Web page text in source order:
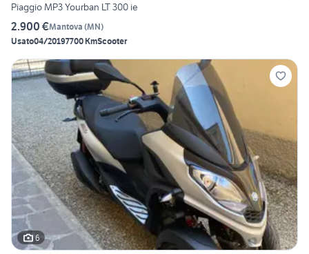
Piaggio MP3 Yourban LT 300 ie
2.900 €Mantova (MN)
Usato04/20197700 KmScooter
6